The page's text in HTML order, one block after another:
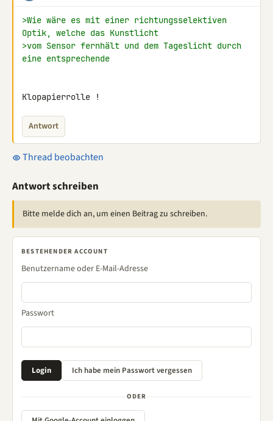
>Wie wäre es mit einer richtungsselektiven
Optik, welche das Kunstlicht
>vom Sensor fernhält und dem Tageslicht durch
eine entsprechende
Klopapierrolle !
Antwort
Thread beobachten
Antwort schreiben
Bitte melde dich an, um einen Beitrag zu schreiben.
BESTEHENDER ACCOUNT
Benutzername oder E-Mail-Adresse
Passwort
ODER